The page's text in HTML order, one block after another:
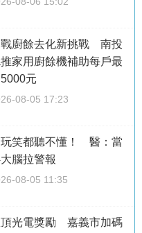
廚餘去化新挑戰 南投
家用廚餘機補助每戶最
5000元
08-05 17:23
笑都聽不懂！ 醫：當
腦拉警報
08-05 11:35
頂光電獎勵 嘉義市加碼